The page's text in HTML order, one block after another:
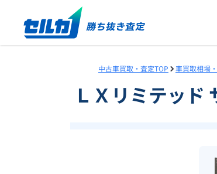
中古車買取・査定TOP 車買取相場
ＬＸリミテッド